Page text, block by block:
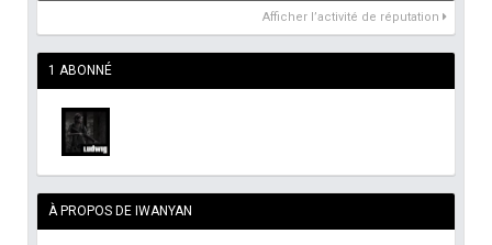
Afficher l’activité de réputation
1 ABONNÉ
À PROPOS DE IWANYAN